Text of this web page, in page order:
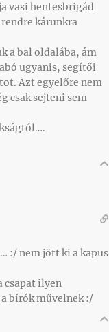
vasi hentesbrigád
kárunkra
a bal oldalába, ám
ugyanis, segítői
Azt egyelőre nem
csak sejteni sem
:/ nem jött ki a kapus
csapat ilyen
bírók művelnek :/